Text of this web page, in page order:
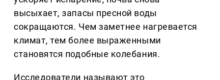
высыхает, запасы пресной воды
сокращаются. Чем заметнее нагревается
климат, тем более выраженными
становятся подобные колебания.
Исследователи называют это